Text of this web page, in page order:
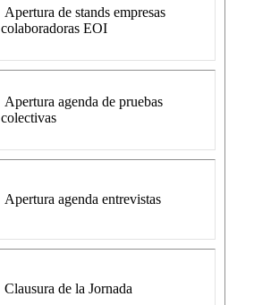
Apertura de stands empresas
colaboradoras EOI
Apertura agenda de pruebas
colectivas
Apertura agenda entrevistas
Clausura de la Jornada